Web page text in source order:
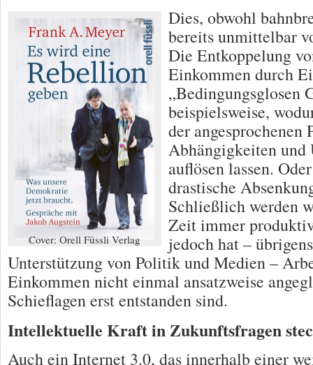
Cover: Orell Füssli Verlag
Dies, obwohl
bereits unmittelbar
Die Entkoppelung
Einkommen durch
„Bedingungsglosen
beispielsweise,
der angesprochenen
Abhängigkeiten und
auflösen lassen.
drastische
Schließlich werden
Zeit immer
jedoch hat –
Unterstützung von Politik und Medien –
Einkommen nicht einmal ansatzweise
Schieflagen erst entstanden sind.
Intellektuelle Kraft in Zukunftsfragen
Auch ein Internet 3.0, das innerhalb einer